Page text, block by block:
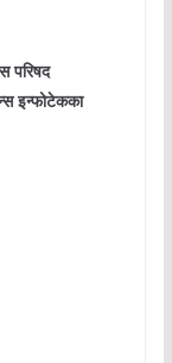
परिषद
इन्फोटेकका